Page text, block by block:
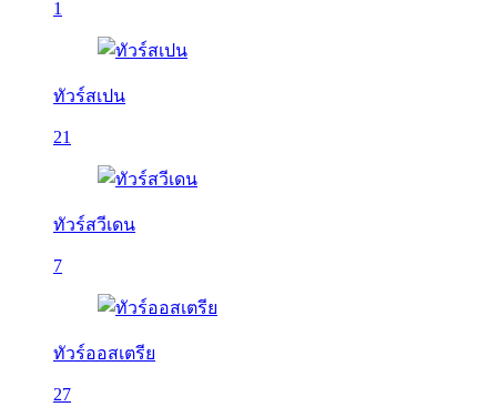
1
ทัวร์สเปน
21
ทัวร์สวีเดน
7
ทัวร์ออสเตรีย
27